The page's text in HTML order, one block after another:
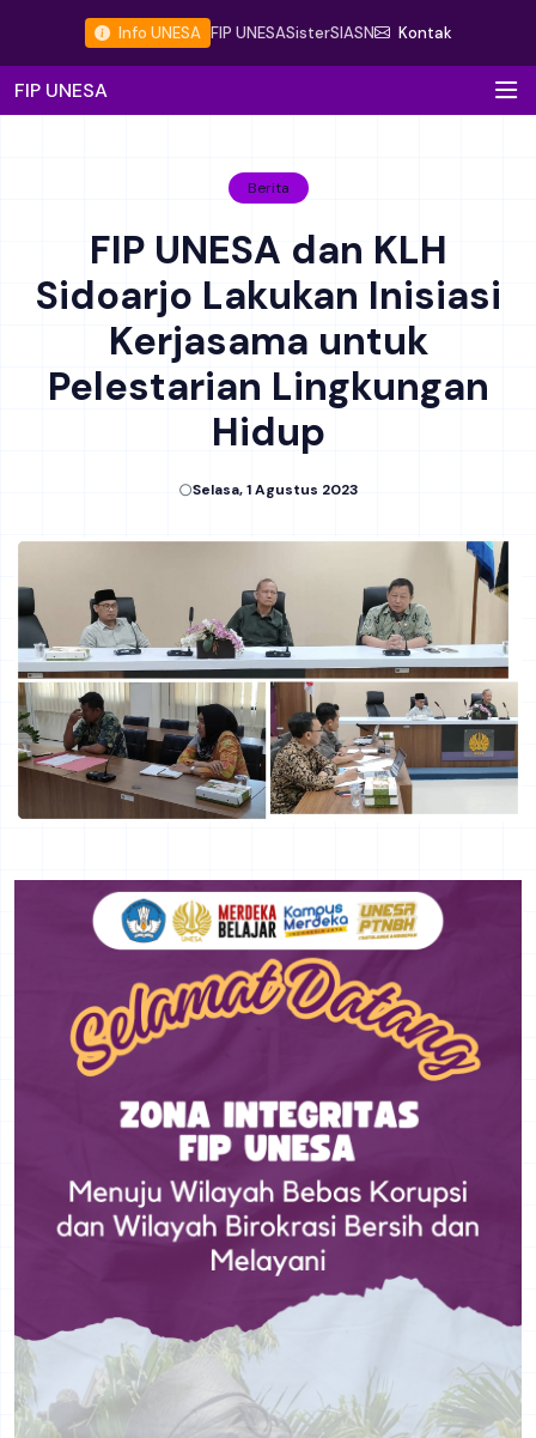
Info UNESA FIP UNESASisterSIASN Kontak
FIP UNESA
Berita
FIP UNESA dan KLH
Sidoarjo Lakukan Inisiasi
Kerjasama untuk
Pelestarian Lingkungan
Hidup
Selasa, 1 Agustus 2023